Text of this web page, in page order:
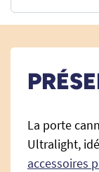
La porte
Ultralight,
accessoires